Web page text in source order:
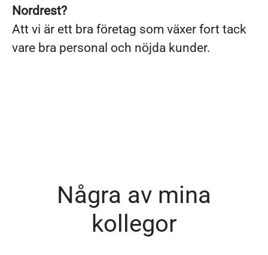
Nordrest?
Att vi är ett bra företag som växer fort tack
vare bra personal och nöjda kunder.
Några av mina
kollegor